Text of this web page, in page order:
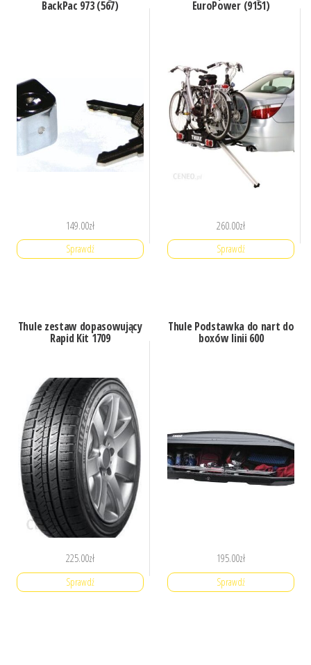
BackPac 973 (567)
149.00zł
Sprawdź
EuroPower (9151)
260.00zł
Sprawdź
Thule zestaw dopasowujący
Rapid Kit 1709
225.00zł
Sprawdź
Thule Podstawka do nart do
boxów linii 600
195.00zł
Sprawdź